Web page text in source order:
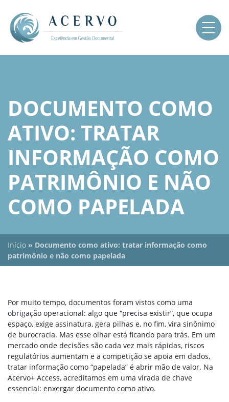
DOCUMENTO COMO
ATIVO: TRATAR
INFORMAÇÃO COMO
PATRIMÔNIO E NÃO
COMO PAPELADA
Início » Documento como ativo: tratar informação como
patrimônio e não como papelada
Por muito tempo, documentos foram vistos como uma
obrigação operacional: algo que “precisa existir”, que ocupa
espaço, exige assinatura, gera pilhas e, no fim, vira sinônimo
de burocracia. Mas esse olhar está ficando para trás. Em um
mercado onde decisões são cada vez mais rápidas, riscos
regulatórios aumentam e a competição se apoia em dados,
tratar informação como “papelada” é abrir mão de valor. Na
Acervo+ Access, acreditamos em uma virada de chave
essencial: enxergar documento como ativo.